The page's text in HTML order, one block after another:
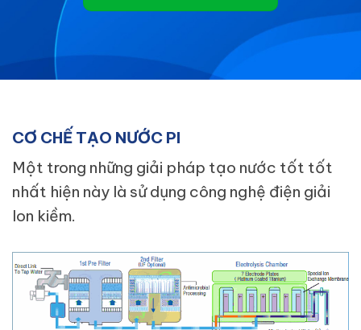
CƠ CHẾ TẠO NƯỚC PI
Một trong những giải pháp tạo nước tốt tốt
nhất hiện này là sử dụng công nghệ điện giải
Ion kiềm.